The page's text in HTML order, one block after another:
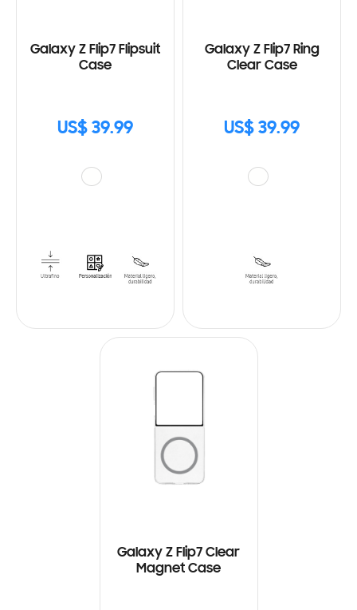
Galaxy Z Flip7 Flipsuit
Case
US$ 39.99
Galaxy Z Flip7 Ring
Clear Case
US$ 39.99
Galaxy Z Flip7 Clear
Magnet Case